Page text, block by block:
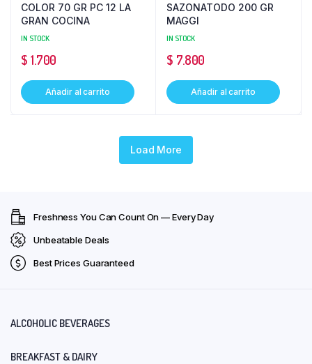
COLOR 70 GR PC 12 LA
GRAN COCINA
IN STOCK
$ 1.700
Añadir al carrito
SAZONATODO 200 GR
MAGGI
IN STOCK
$ 7.800
Añadir al carrito
Load More
Freshness You Can Count On — Every Day
Unbeatable Deals
Best Prices Guaranteed
ALCOHOLIC BEVERAGES
BREAKFAST & DAIRY